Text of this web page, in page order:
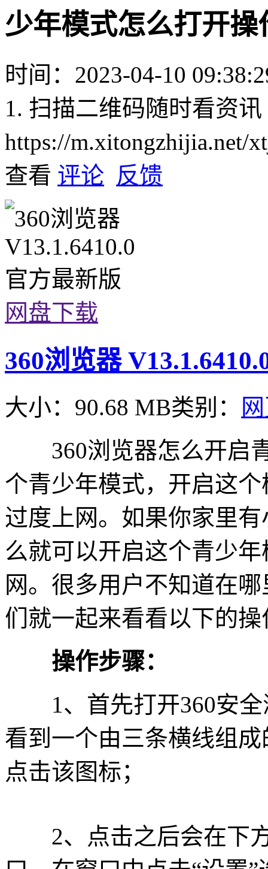
少年模式怎么打开操
时间：2023-04-10
1. 扫描二维码随时看资讯
https://m.xitongzhijia.net/
查看 评论 反馈
网盘下载
360浏览器
大小：90.68 MB类别：
360浏览器怎么开启青
个青少年模式，开启这
过度上网。如果你家里
么就可以开启这个青少
网。很多用户不知道在
们就一起来看看以下的
操作步骤：
1、首先打开360安全
看到一个由三条横线组
点击该图标；
2、点击之后会在下方